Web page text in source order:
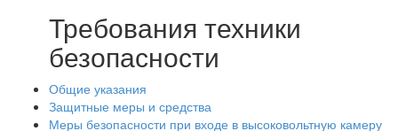
Требования техники
безопасности
Общие указания
Защитные меры и средства
Меры безопасности при входе в высоковольтную камеру